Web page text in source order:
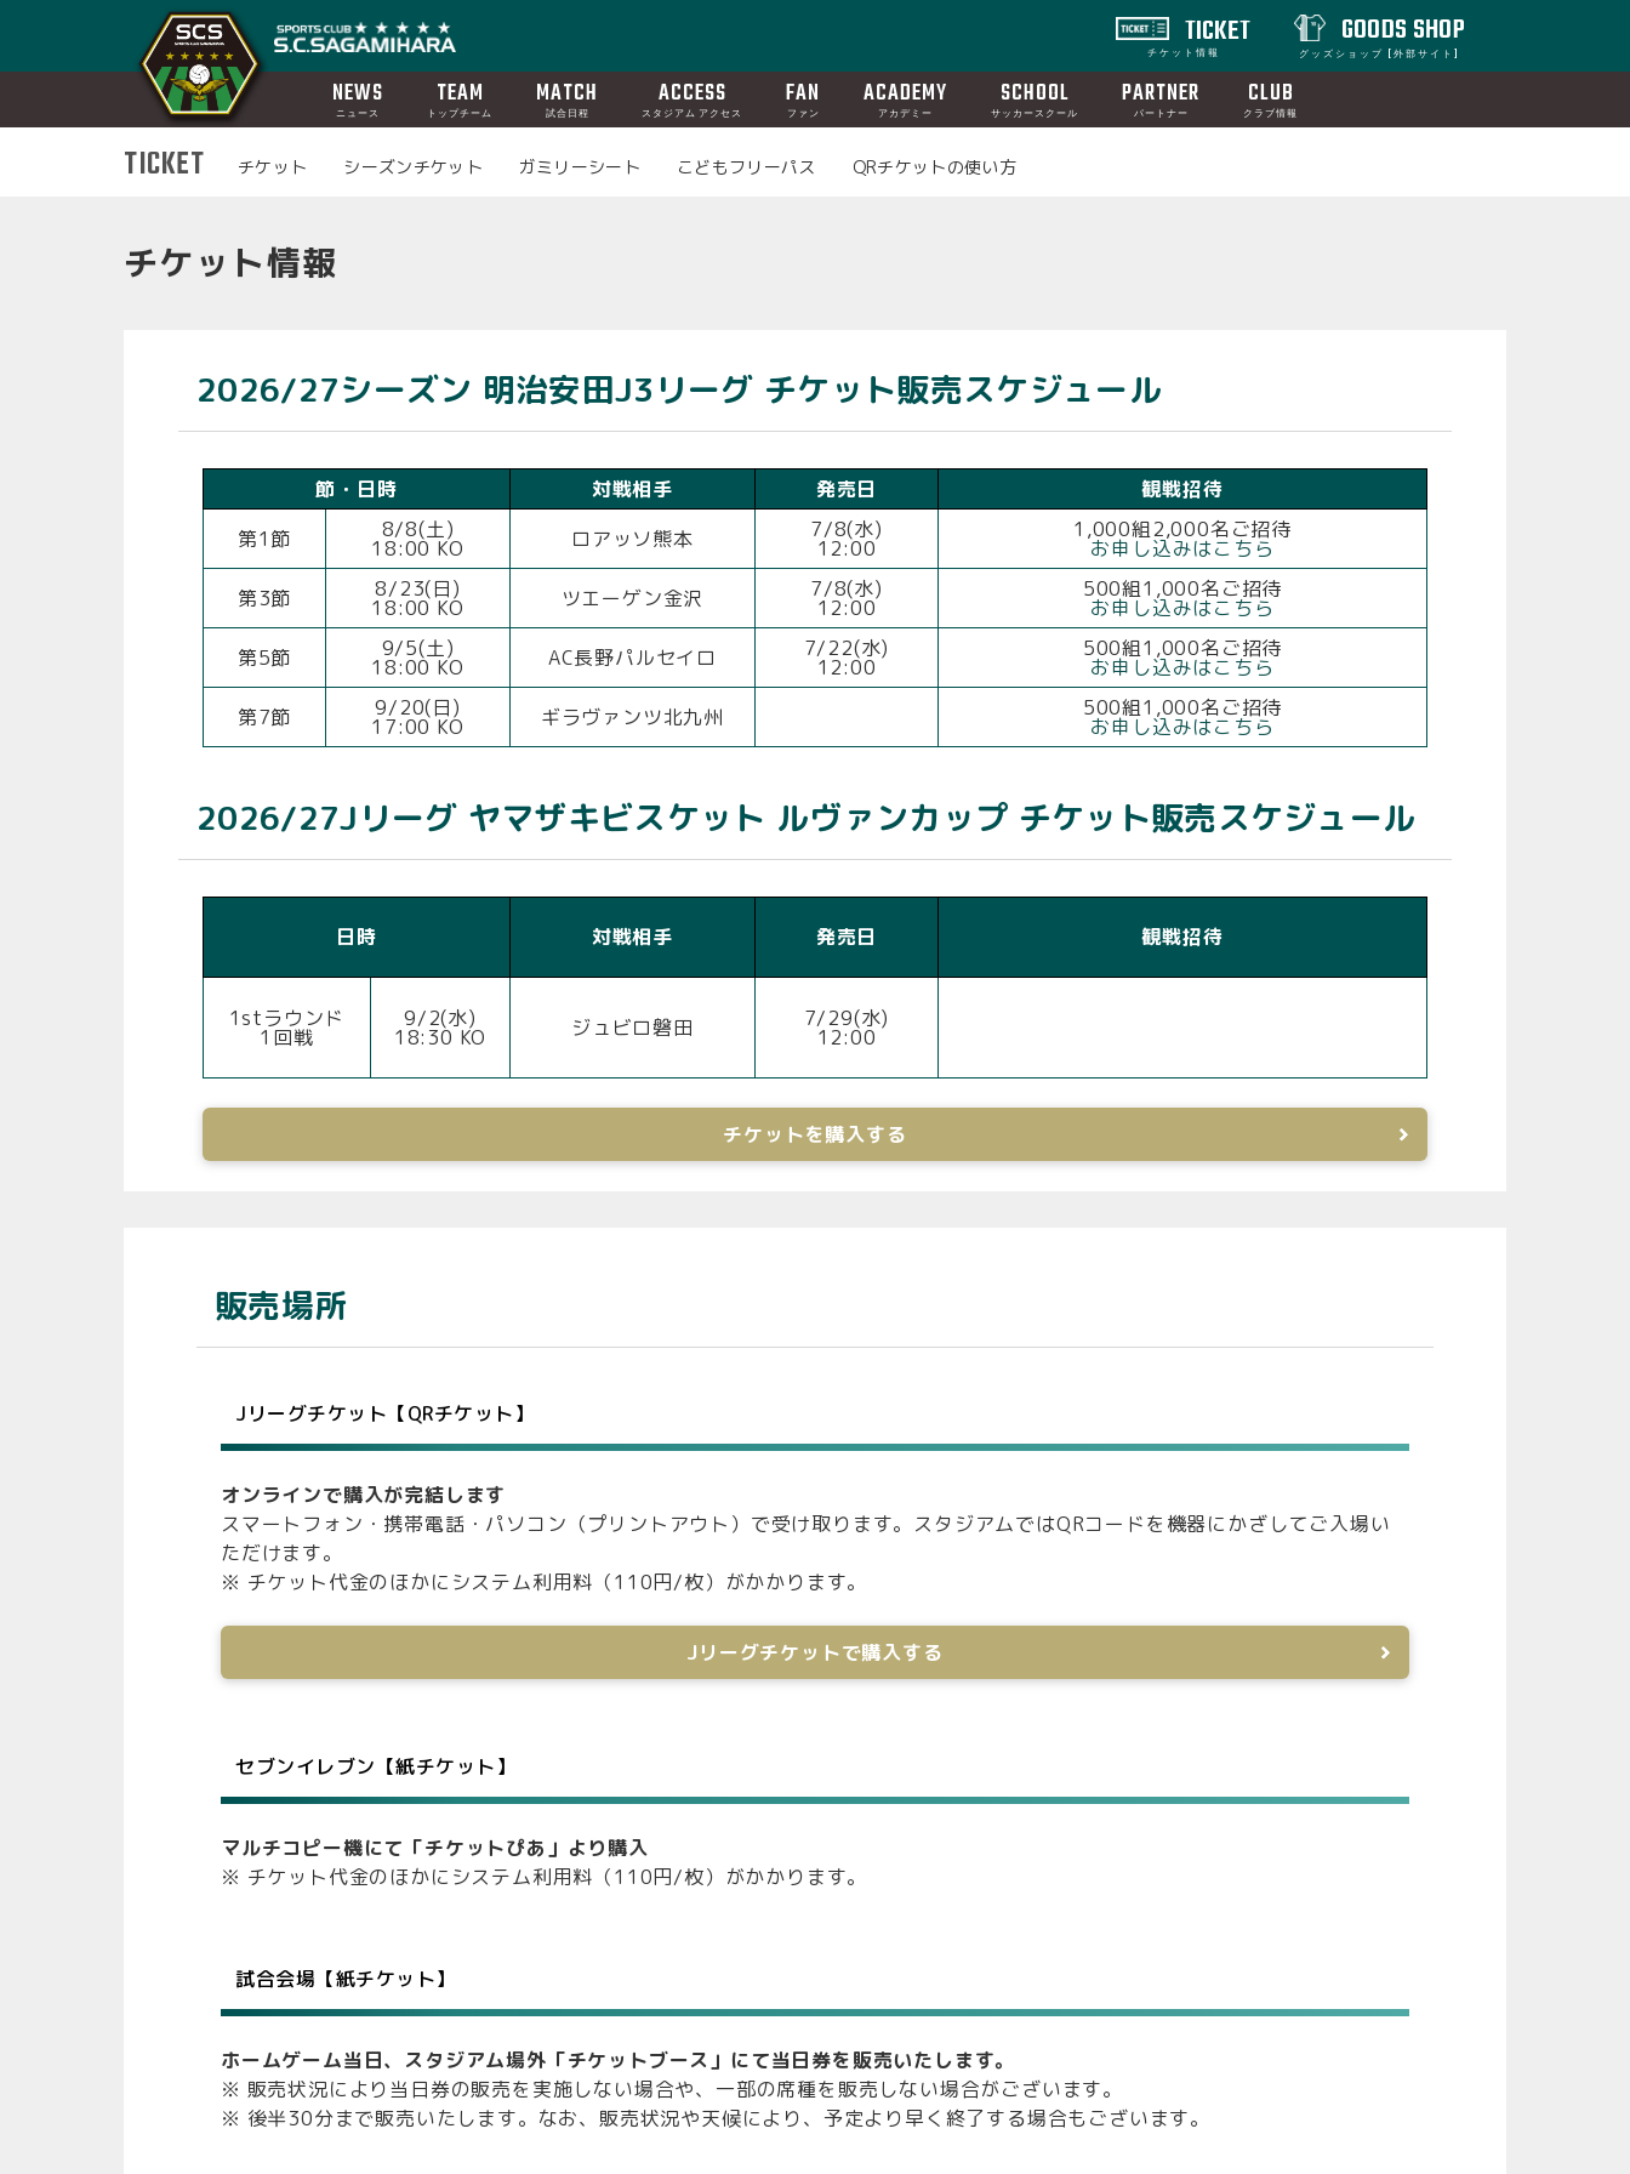
TICKET
チケット情報
GOODS SHOP
グッズショップ [外部サイト]
NEWS
ニュース
TEAM
トップチーム
MATCH
試合日程
ACCESS
スタジアム アクセス
FAN
ファン
ACADEMY
アカデミー
SCHOOL
サッカースクール
PARTNER
パートナー
CLUB
クラブ情報
TICKET チケット シーズンチケット ガミリーシート こどもフリーパス QRチケットの使い方
チケット情報
2026/27シーズン 明治安田J3リーグ チケット販売スケジュール
節・日時 対戦相手 発売日
観戦招待
第1節
8/8(土)
18:00 KO ロアッソ熊本 7/8(水)
12:00
1,000組2,000名ご招待
お申し込みはこちら
第3節
8/23(日)
18:00 KO ツエーゲン金沢 7/8(水)
12:00
500組1,000名ご招待
お申し込みはこちら
第5節
9/5(土)
18:00 KO AC長野パルセイロ 7/22(水)
12:00
500組1,000名ご招待
お申し込みはこちら
第7節
9/20(日)
17:00 KO ギラヴァンツ北九州 500組1,000名ご招待
お申し込みはこちら
2026/27Jリーグ ヤマザキビスケット ルヴァンカップ チケット販売スケジュール
日時 対戦相手 発売日 観戦招待
1stラウンド
1回戦
9/2(水)
18:30 KO ジュビロ磐田 7/29(水)
12:00
チケットを購入する
販売場所
Jリーグチケット【QRチケット】
オンラインで購入が完結します
スマートフォン・携帯電話・パソコン（プリントアウト）で受け取ります。スタジアムではQRコードを機器にかざしてご入場い
ただけます。
※ チケット代金のほかにシステム利用料（110円/枚）がかかります。
Jリーグチケットで購入する
セブンイレブン【紙チケット】
マルチコピー機にて「チケットぴあ」より購入
※ チケット代金のほかにシステム利用料（110円/枚）がかかります。
試合会場【紙チケット】
ホームゲーム当日、スタジアム場外「チケットブース」にて当日券を販売いたします。
※ 販売状況により当日券の販売を実施しない場合や、一部の席種を販売しない場合がございます。
※ 後半30分まで販売いたします。なお、販売状況や天候により、予定より早く終了する場合もございます。